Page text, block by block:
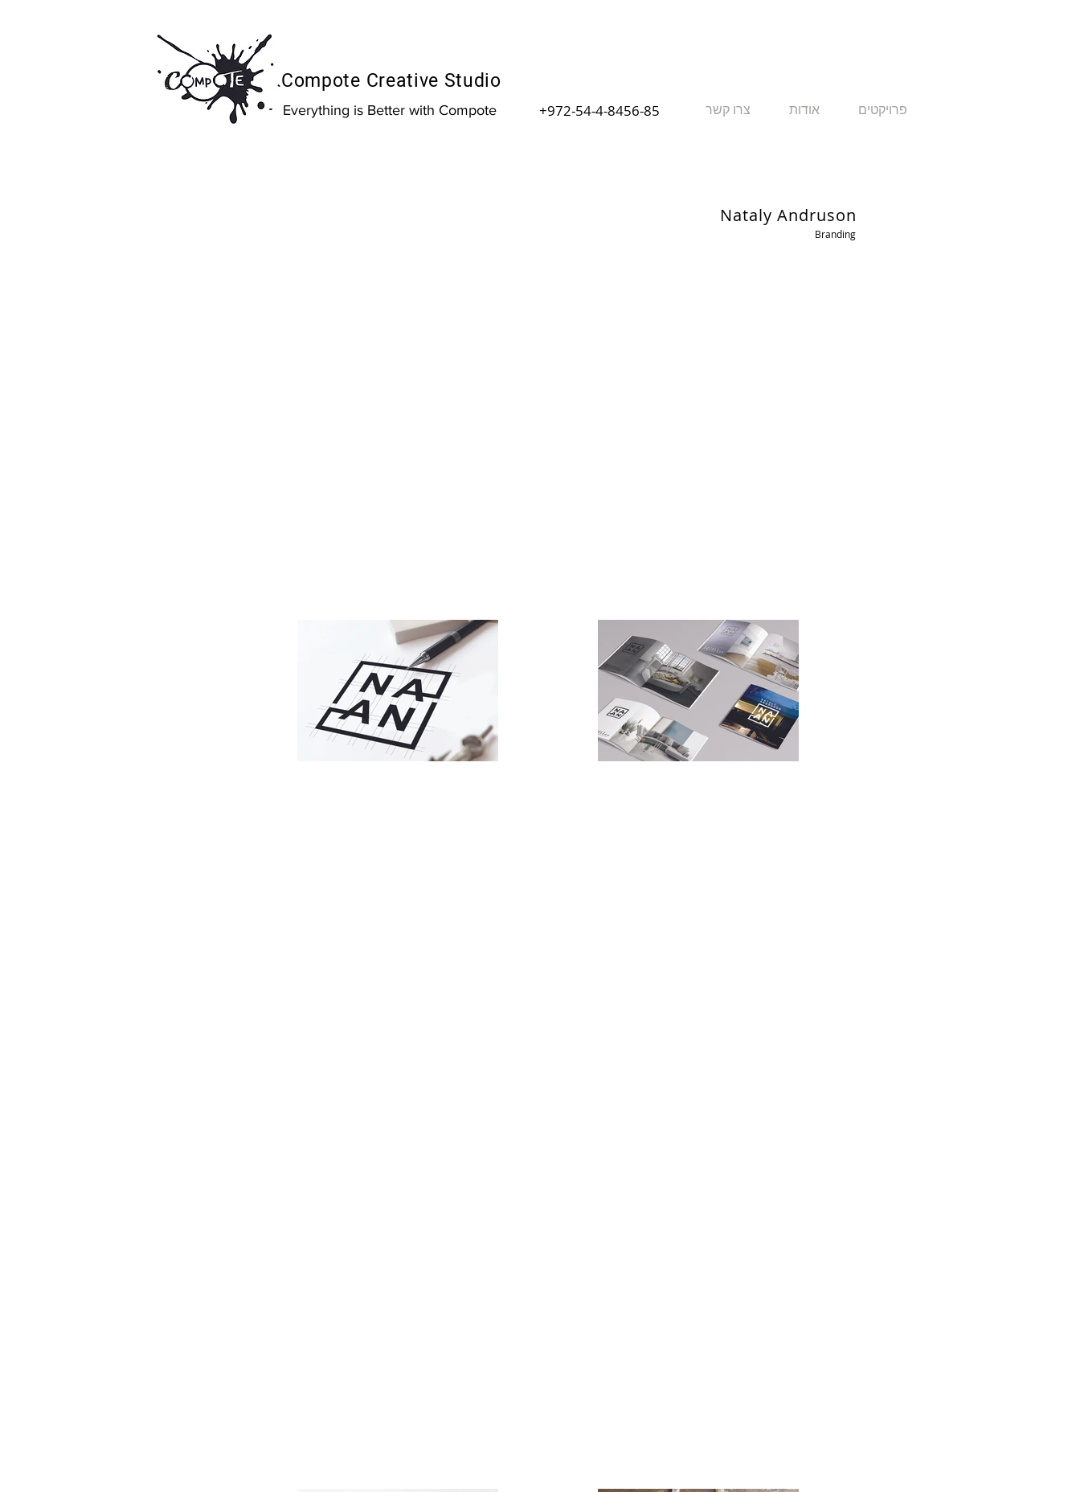
Compote Creative Studio
Everything is Better with Compote +972-54-4-8456-85 צרו קשר אודות פרויקטים
Nataly Andruson
Branding